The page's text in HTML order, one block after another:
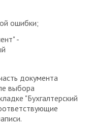
ошибки;
-
документа
выбора
"Бухгалтерский